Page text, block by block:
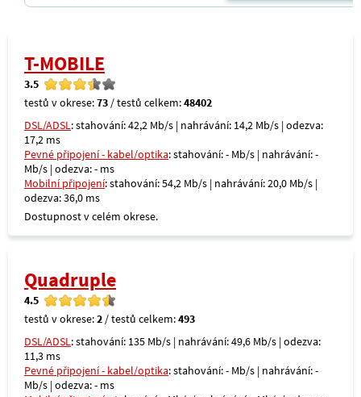
T-MOBILE
3.5
testů v okrese:73 / testů celkem:48402
DSL/ADSL: stahování: 42,2 Mb/s | nahrávání: 14,2 Mb/s | odezva:
17,2 ms
Pevné připojení - kabel/optika: stahování: - Mb/s | nahrávání: -
Mb/s | odezva: - ms
Mobilní připojení: stahování: 54,2 Mb/s | nahrávání: 20,0 Mb/s |
odezva: 36,0 ms
Dostupnost v celém okrese.
Quadruple
4.5
testů v okrese:2 / testů celkem:493
DSL/ADSL: stahování: 135 Mb/s | nahrávání: 49,6 Mb/s | odezva:
11,3 ms
Pevné připojení - kabel/optika: stahování: - Mb/s | nahrávání: -
Mb/s | odezva: - ms